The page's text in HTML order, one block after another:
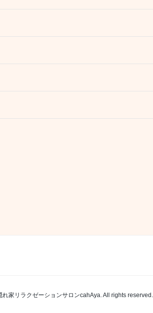
家リラクゼーションサロンcahAya. All rights reserved.